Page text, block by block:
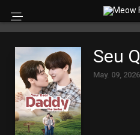
Seu
May. 09, 2026